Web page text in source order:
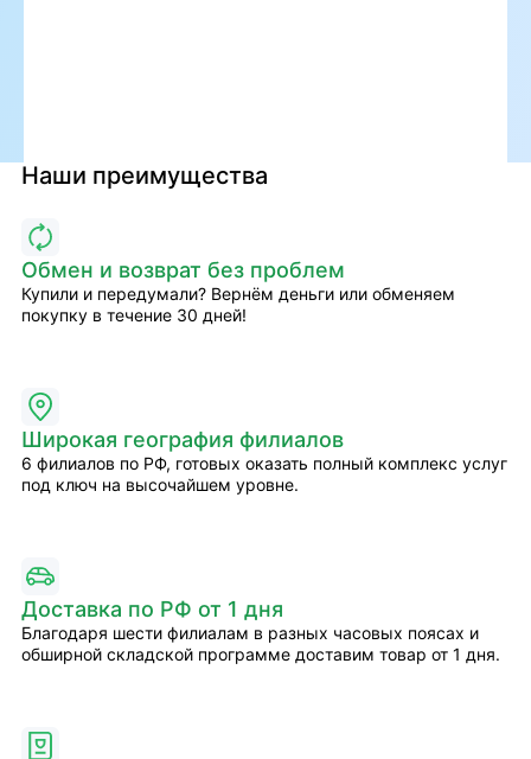
Наши преимущества
Обмен и возврат без проблем
Купили и передумали? Вернём деньги или обменяем
покупку в течение 30 дней!
Широкая география филиалов
6 филиалов по РФ, готовых оказать полный комплекс услуг
под ключ на высочайшем уровне.
Доставка по РФ от 1 дня
Благодаря шести филиалам в разных часовых поясах и
обширной складской программе доставим товар от 1 дня.